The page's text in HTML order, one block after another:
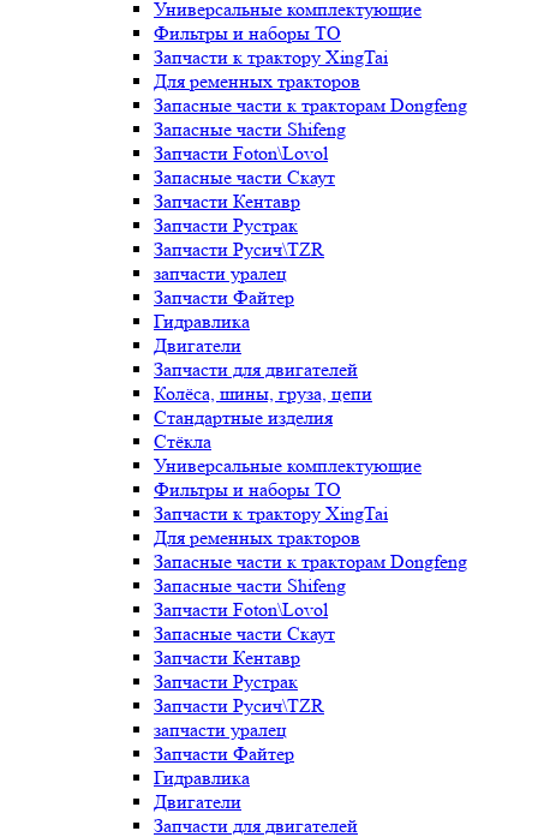
Универсальные комплектующие
Фильтры и наборы ТО
Запчасти к трактору XingTai
Для ременных тракторов
Запасные части к тракторам Dongfeng
Запасные части Shifeng
Запчасти Foton\Lovol
Запасные части Скаут
Запчасти Кентавр
Запчасти Рустрак
Запчасти Русич\TZR
запчасти уралец
Запчасти Файтер
Гидравлика
Двигатели
Запчасти для двигателей
Колёса, шины, груза, цепи
Стандартные изделия
Стёкла
Универсальные комплектующие
Фильтры и наборы ТО
Запчасти к трактору XingTai
Для ременных тракторов
Запасные части к тракторам Dongfeng
Запасные части Shifeng
Запчасти Foton\Lovol
Запасные части Скаут
Запчасти Кентавр
Запчасти Рустрак
Запчасти Русич\TZR
запчасти уралец
Запчасти Файтер
Гидравлика
Двигатели
Запчасти для двигателей